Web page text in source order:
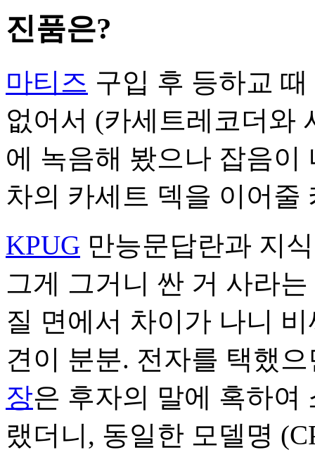
진품은?
마티즈 구입 후 등하교
없어서 (카세트레코더와
에 녹음해 봤으나 잡음
차의 카세트 덱을 이어줄
KPUG 만능문답란과 지
그게 그거니 싼 거 사라
질 면에서 차이가 나니
견이 분분. 전자를 택했
장은 후자의 말에 혹하여
랬더니, 동일한 모델명